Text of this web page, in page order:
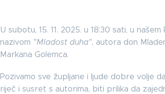
U subotu, 15. 11. 2025. u 18:30 sati, u
nazivom "Mladost duha", autora don
Markana Golemca.
Pozivamo sve župljane i ljude dobre volje
riječ i susret s autorima, biti prilika da